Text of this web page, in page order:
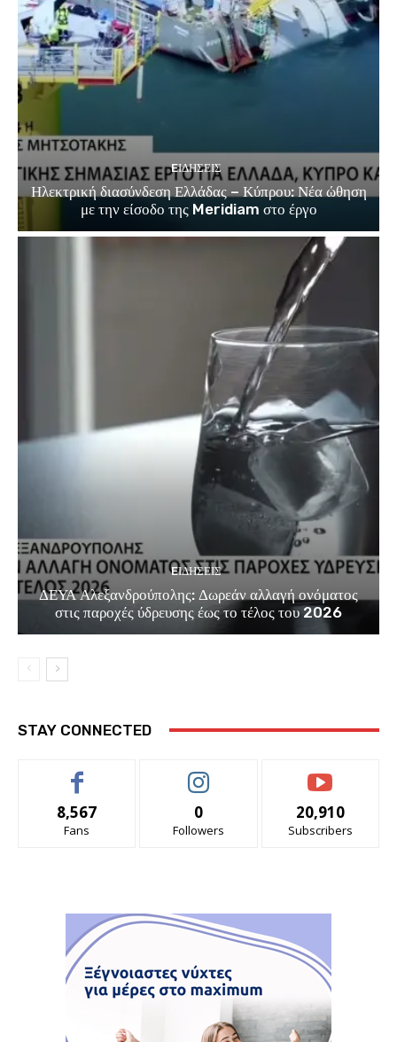
EΙΔΗΣΕΙΣ
Ηλεκτρική διασύνδεση Ελλάδας – Κύπρου: Νέα ώθηση
με την είσοδο της Meridiam στο έργο
EΙΔΗΣΕΙΣ
ΔΕΥΑ Αλεξανδρούπολης: Δωρεάν αλλαγή ονόματος
στις παροχές ύδρευσης έως το τέλος του 2026
STAY CONNECTED
8,567
Fans
0
Followers
20,910
Subscribers